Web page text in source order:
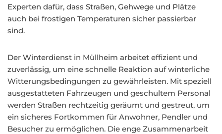
Experten dafür, dass Straßen, Gehwege und Plätze
auch bei frostigen Temperaturen sicher passierbar
sind.
Der Winterdienst in Müllheim arbeitet effizient und
zuverlässig, um eine schnelle Reaktion auf winterliche
Witterungsbedingungen zu gewährleisten. Mit speziell
ausgestatteten Fahrzeugen und geschultem Personal
werden Straßen rechtzeitig geräumt und gestreut, um
ein sicheres Fortkommen für Anwohner, Pendler und
Besucher zu ermöglichen. Die enge Zusammenarbeit